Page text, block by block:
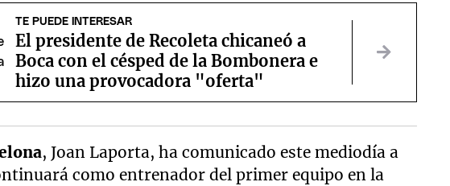
TE PUEDE INTERESAR
El presidente de Recoleta chicaneó a
Boca con el césped de la Bombonera e
hizo una provocadora "oferta"
, Joan Laporta, ha comunicado este mediodía a
como entrenador del primer equipo en la